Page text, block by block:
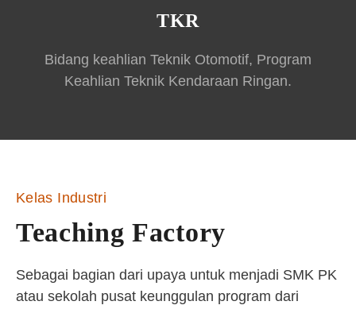
TKR
Bidang keahlian Teknik Otomotif, Program
Keahlian Teknik Kendaraan Ringan.
Kelas Industri
Teaching Factory
Sebagai bagian dari upaya untuk menjadi SMK PK
atau sekolah pusat keunggulan program dari